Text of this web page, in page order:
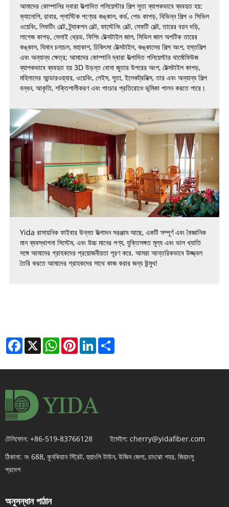
আমাদের কোম্পানির দ্বারা উত্পাদিত পলিয়েস্টার শিল্প সুতা ব্যাপকভাবে ব্যবহৃত হয়:
ক্যানোপি, রাবার, প্লাস্টিক পণ্যের কঙ্কাল, কর্ড, শেড কাপড়, বিভিন্ন শিল্প ও সিভিল
ওয়েবিং, লিফটিং বেল্ট, ট্র্যাকশন বেল্ট, ফাস্টেনিং বেল্ট, সেফটি বেল্ট, তারের বয়ন দড়ি,
লাগেজ কাপড়, সেলাই থ্রেড, ফিশিং টেক্সটাইল জাল, সিভিল জাল অপটিক তারের
কঙ্কাল, বিমান চলাচল, মহাকাশ, চিকিৎসা টেক্সটাইল, কঙ্কালের শিল্প অংশ, হস্তশিল্প
এবং অন্যান্য ক্ষেত্র; আমাদের কোম্পানি দ্বারা উত্পাদিত পলিয়েস্টার থার্মোফিউজ
ব্যাপকভাবে ব্যবহৃত হয় 3D উড়ন্ত বোনা জুতার উপরের অংশ, টেক্সটাইল কাপড়,
মহিলাদের আন্ডারওয়্যার, ওয়েবিং, লেইস, সুতা, ইলেকট্রনিক্স, তার এবং অন্যান্য শিল্প
বন্ধন, আকৃতি, শক্তিশালীকরণ এবং পাংচার প্রতিরোধে ভূমিকা পালন করতে পারে।
Yida রাসায়নিক ফাইবার উন্নত উত্পাদন সরঞ্জাম আছে, একটি সম্পূর্ণ এবং বৈজ্ঞানিক
মান ব্যবস্থাপনা সিস্টেম, এবং উচ্চ মানের পণ্য, যুক্তিসঙ্গত মূল্য এবং ভাল খ্যাতি
সঙ্গে আমাদের গ্রাহকদের প্রয়োজনীয়তা পূরণ করে. আমরা আন্তরিকভাবে উজ্জ্বল
তৈরি করতে আমাদের গ্রাহকদের সাথে কাজ করার জন্য উন্মুখ!
Facebook
X WhatsAppPinterestLinkedIn
টেলিফোন: +86-519-83766128 ইমেইল: cherry@yidafiber.com
ঠিকানা: নং 688, কুনকিয়ান স্ট্রিট, হুয়াংলি টাউন, উজিন জেলা, চাংঝো শহর, জিয়াংসু
প্রদেশ
অনুসন্ধান পাঠান